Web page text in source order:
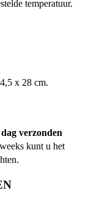
temperatuur.
x 28 cm.
verzonden
kunt u het